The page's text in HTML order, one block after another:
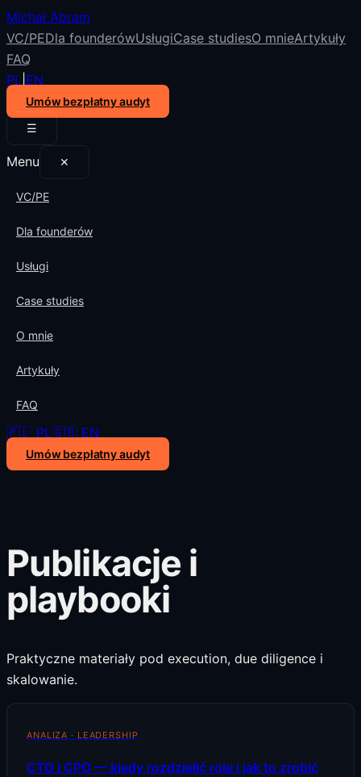
Michał Abram
VC/PEDla founderówUsługiCase studiesO mnieArtykuły
FAQ
PL EN
Umów bezpłatny audyt
☰
Menu ✕
VC/PE
Dla founderów
Usługi
Case studies
O mnie
Artykuły
FAQ
🇵🇱 PL🇬🇧 EN
Umów bezpłatny audyt
Publikacje i
playbooki
Praktyczne materiały pod execution, due diligence i
skalowanie.
ANALIZA · LEADERSHIP
CTO i CPO — kiedy rozdzielić role i jak to zrobić